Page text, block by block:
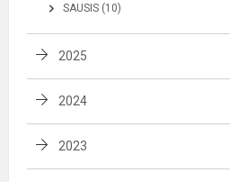
SAUSIS (10)
2025
2024
2023